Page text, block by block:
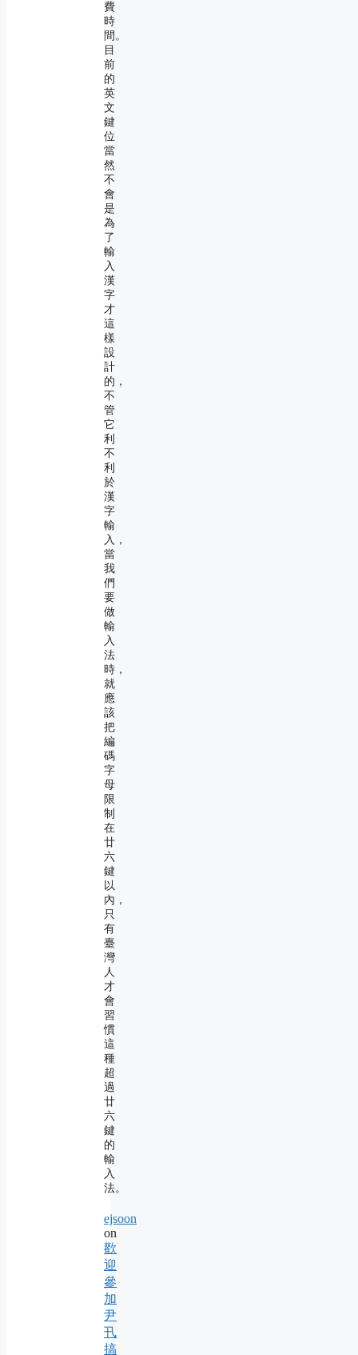
費
時
間。
目
前
的
英
文
鍵
位
當
然
不
會
是
為
了
輸
入
漢
字
才
這
樣
設
計
的，
不
管
它
利
不
利
於
漢
字
輸
入，
當
我
們
要
做
輸
入
法
時，
就
應
該
把
編
碼
字
母
限
制
在
廿
六
鍵
以
內，
只
有
臺
灣
人
才
會
習
慣
這
種
超
過
廿
六
鍵
的
輸
入
法。
ejsoon
on
歡
迎
參
加
尹
卂
搞